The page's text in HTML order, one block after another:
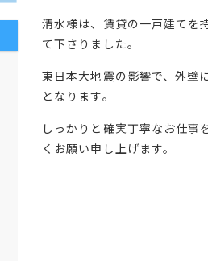
清水様は、賃貸の一戸建てを
て下さりました。
東日本大地震の影響で、外壁
となります。
しっかりと確実丁寧なお仕事
くお願い申し上げます。